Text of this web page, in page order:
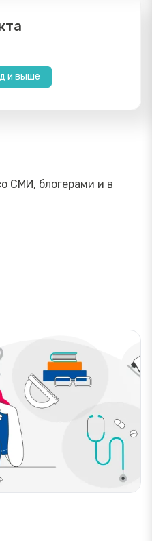
и выше
СМИ, блогерами и в